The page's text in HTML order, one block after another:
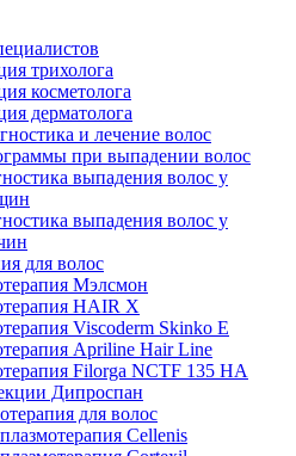
трихолога
косметолога
дерматолога
и лечение волос
при выпадении волос
выпадения волос у
выпадения волос у
для волос
Мэлсмон
HAIR X
Viscoderm Skinko E
Apriline Hair Line
Filorga NCTF 135 HA
Дипроспан
для волос
Cellenis